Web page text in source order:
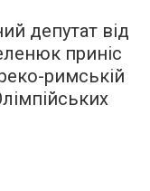
депутат від
приніс
римській